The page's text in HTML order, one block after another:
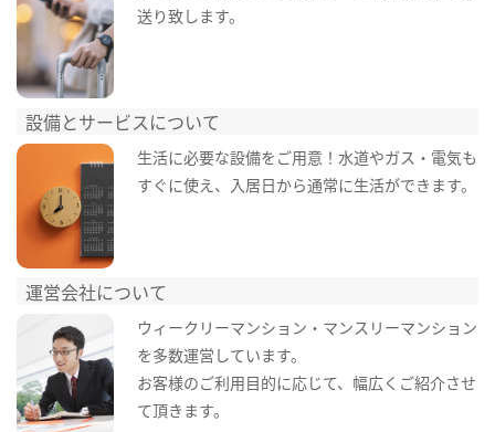
送り致します。
設備とサービスについて
生活に必要な設備をご用意！水道やガス・電気も
すぐに使え、入居日から通常に生活ができます。
運営会社について
ウィークリーマンション・マンスリーマンション
を多数運営しています。
お客様のご利用目的に応じて、幅広くご紹介させ
て頂きます。